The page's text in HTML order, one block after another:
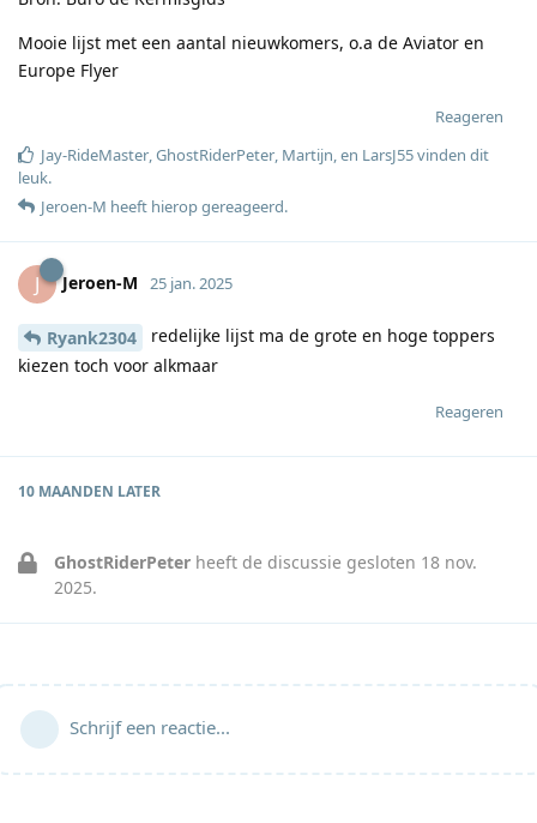
Mooie lijst met een aantal nieuwkomers, o.a de Aviator en
Europe Flyer
Reageren
Jay-RideMaster,GhostRiderPeter, Martijn, en LarsJ55vinden dit
leuk.
Jeroen-M heeft hierop gereageerd.
J Jeroen-M 25 jan. 2025
Ryank2304
redelijke lijst ma de grote en hoge toppers
kiezen toch voor alkmaar
Reageren
10 MAANDEN LATER
GhostRiderPeter heeft de discussie gesloten 18 nov.
2025.
Schrijf een reactie...